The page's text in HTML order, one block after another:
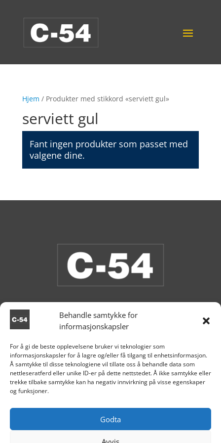
Behandle samtykke for
informasjonskapsler
For å gi de beste opplevelsene bruker vi teknologier som
informasjonskapsler for å lagre og/eller få tilgang til enhetsinformasjon.
Å samtykke til disse teknologiene vil tillate oss å behandle data som
nettleseratferd eller unike ID-er på dette nettstedet. Å ikke samtykke eller
trekke tilbake samtykke kan ha negativ innvirkning på visse egenskaper
og funksjoner.
Godta
Hjem / Produkter med stikkord «serviett gul»
serviett gul
Fant ingen produkter som passet med
valgene dine.

Aksdal

+47 995 81 519
 post@c54.no
Org nr. 915 859 313